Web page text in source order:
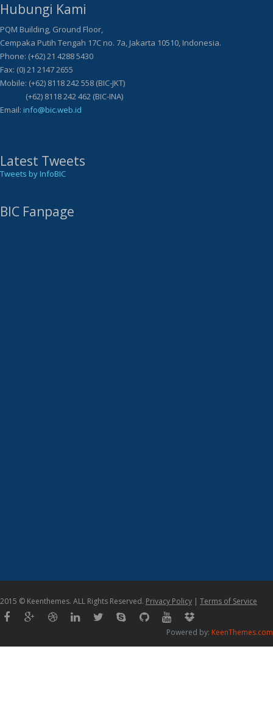
Hubungi Kami
PQM Building, Ground Floor,
Cempaka Putih Tengah 17C no. 7a, Jakarta 10510, Indonesia.
Phone: (+62) 21 4288 5430
Fax: (0) 21 2147 2655
Mobile: (+62) 8118 242 558 (BIC-JKT)
(+62) 8118 242 462 (BIC-INA)
Email: info@bic.web.id
Latest Tweets
Tweets by InfoBIC
BIC Fanpage
2015 © Keenthemes. ALL Rights Reserved. Privacy Policy | Terms of Service
Powered by: KeenThemes.com